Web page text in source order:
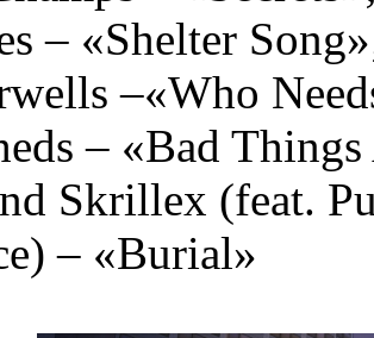
– «Shelter
–«Who
– «Bad
Skrillex (feat.
– «Burial»